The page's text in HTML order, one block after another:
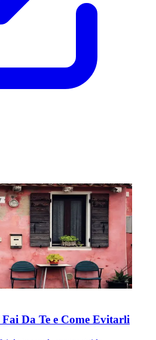
Da Te e Come Evitarli